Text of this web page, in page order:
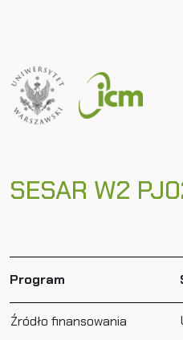
SESAR W2
Program
Źródło finansowania